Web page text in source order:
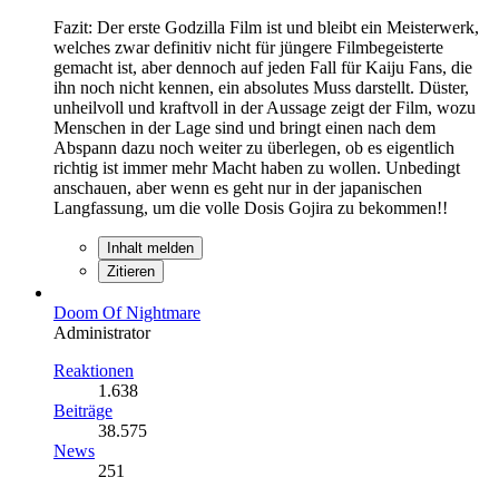
Fazit: Der erste Godzilla Film ist und bleibt ein Meisterwerk,
welches zwar definitiv nicht für jüngere Filmbegeisterte
gemacht ist, aber dennoch auf jeden Fall für Kaiju Fans, die
ihn noch nicht kennen, ein absolutes Muss darstellt. Düster,
unheilvoll und kraftvoll in der Aussage zeigt der Film, wozu
Menschen in der Lage sind und bringt einen nach dem
Abspann dazu noch weiter zu überlegen, ob es eigentlich
richtig ist immer mehr Macht haben zu wollen. Unbedingt
anschauen, aber wenn es geht nur in der japanischen
Langfassung, um die volle Dosis Gojira zu bekommen!!
Inhalt melden
Zitieren
Doom Of Nightmare
Administrator
Reaktionen
1.638
Beiträge
38.575
News
251